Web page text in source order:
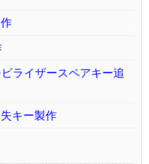
作
ライザースペアキー追
キー製作